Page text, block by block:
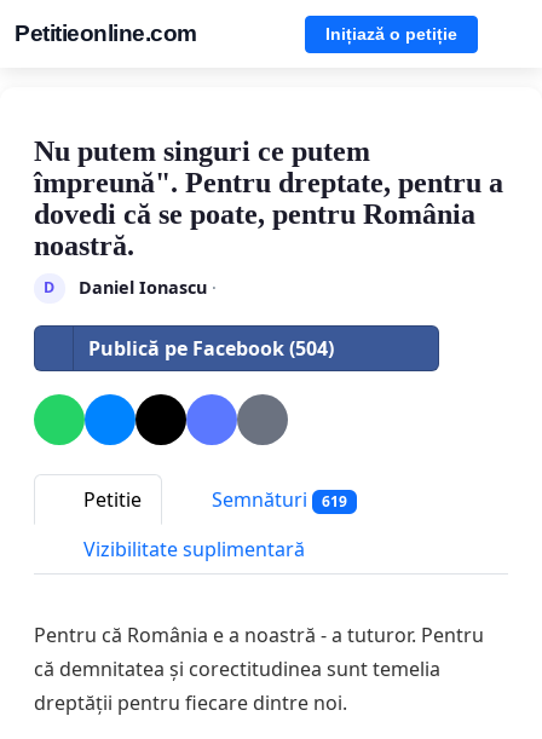
Petitieonline.com Inițiază o petiție
Nu putem singuri ce putem
împreună". Pentru dreptate, pentru a
dovedi că se poate, pentru România
noastră.
D Daniel Ionascu·
Publică pe Facebook (504)
Petitie Semnături 619
Vizibilitate suplimentară
Pentru că România e a noastră - a tuturor. Pentru
că demnitatea și corectitudinea sunt temelia
dreptății pentru fiecare dintre noi.